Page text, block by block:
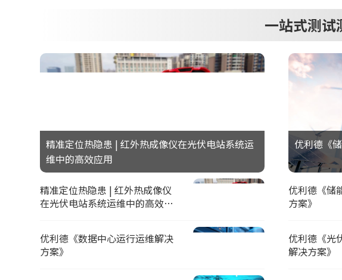
一站式测试
精准定位热隐患 | 红外热成像仪在光伏电站系统运
维中的高效应用
精准定位热隐患 | 红外热成像仪
在光伏电站系统运维中的高效应
优利德《数据中心运行运维解决
方案》
优利德《
优利德《储
方案》
优利德《光
解决方案》